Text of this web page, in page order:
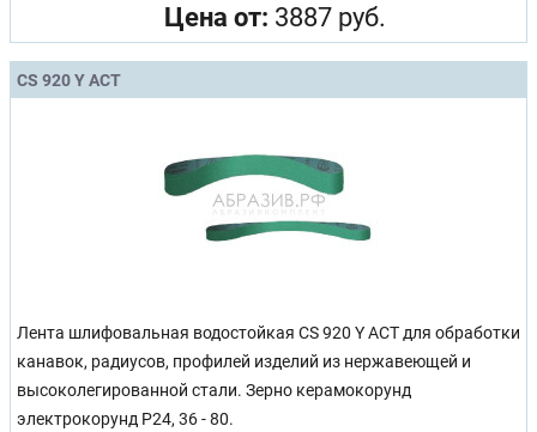
Цена от: 3887 руб.
CS 920 Y ACT
Лента шлифовальная водостойкая CS 920 Y ACT для обработки
канавок, радиусов, профилей изделий из нержавеющей и
высоколегированной стали. Зерно керамокорунд
электрокорунд Р24, 36 - 80.